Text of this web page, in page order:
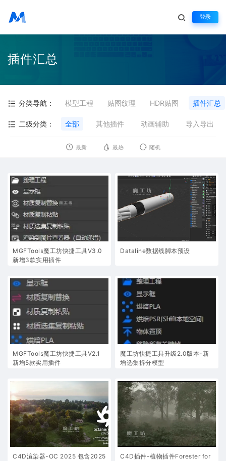
登录
插件汇总
分类导航： 模型工程 贴图纹理 HDR贴图 插件汇总
二级分类： 全部 其他插件 动画辅助 导入导出
最新 最热 随机
MGFTools魔工坊快捷工具V3.0
新增3款实用插件
Dataline数据线脚本预设
MGFTools魔工坊快捷工具V2.1
新增5款实用插件
魔工坊快捷工具升级2.0版本-新
增选集拆分模型
C4D渲染器-OC 2025 包含2025
C4D插件-植物插件Forester for